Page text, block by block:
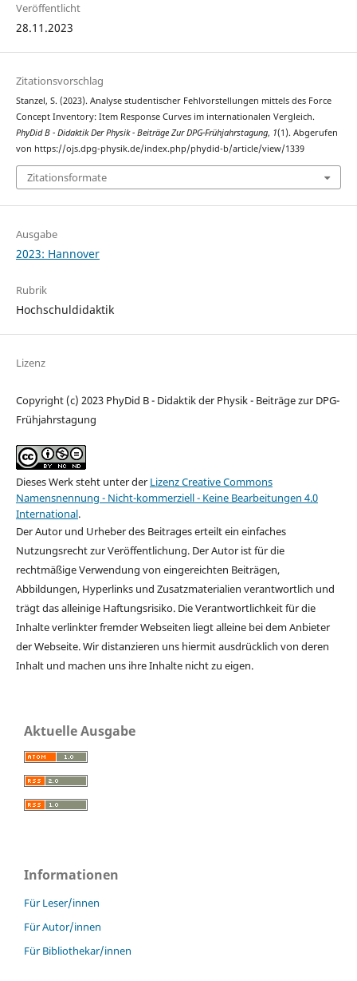
Veröffentlicht
28.11.2023
Zitationsvorschlag
Stanzel, S. (2023). Analyse studentischer Fehlvorstellungen mittels des Force
Concept Inventory: Item Response Curves im internationalen Vergleich.
PhyDid B - Didaktik Der Physik - Beiträge Zur DPG-Frühjahrstagung, 1(1). Abgerufen
von https://ojs.dpg-physik.de/index.php/phydid-b/article/view/1339
Zitationsformate
Ausgabe
2023: Hannover
Rubrik
Hochschuldidaktik
Lizenz
Copyright (c) 2023 PhyDid B - Didaktik der Physik - Beiträge zur DPG-
Frühjahrstagung
Dieses Werk steht unter der Lizenz Creative Commons
Namensnennung - Nicht-kommerziell - Keine Bearbeitungen 4.0
International.
Der Autor und Urheber des Beitrages erteilt ein einfaches
Nutzungsrecht zur Veröffentlichung. Der Autor ist für die
rechtmäßige Verwendung von eingereichten Beiträgen,
Abbildungen, Hyperlinks und Zusatzmaterialien verantwortlich und
trägt das alleinige Haftungsrisiko. Die Verantwortlichkeit für die
Inhalte verlinkter fremder Webseiten liegt alleine bei dem Anbieter
der Webseite. Wir distanzieren uns hiermit ausdrücklich von deren
Inhalt und machen uns ihre Inhalte nicht zu eigen.
Aktuelle Ausgabe
Informationen
Für Leser/innen
Für Autor/innen
Für Bibliothekar/innen